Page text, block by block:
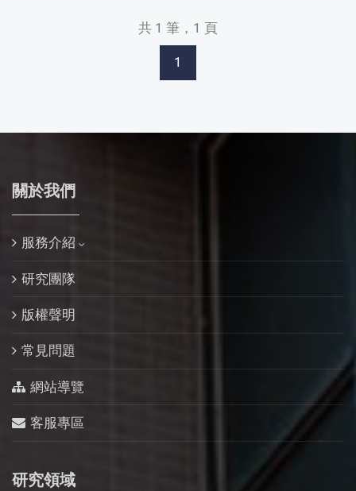
共 1 筆，1 頁
1
關於我們
服務介紹
研究團隊
版權聲明
常見問題
網站導覽
客服專區
研究領域